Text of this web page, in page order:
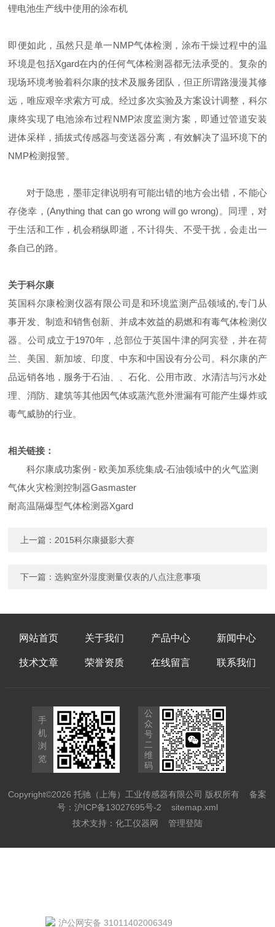
锂电池生产线中使用的涂布机
即便如此，虽然只是单一NMP气体检测，涂布干燥过程中的温
环境是包括Xgard在内的任何气体检测器都无法承受的。复杂的
现场环境考验着科尔康的技术及服务团队，但正所谓路漫漫其修
远，唯应艰辛求索方可成。经过多次实验及方案设计调整，科尔
康终实现了电池涂布过程NMP浓度监测方案，即通过管道安装
进体采样，插拔式传感器与变送器分离，有效解决了温环境下的
NMP检测报警。
对于隐患，墨菲定律说明有可能出错的地方会出错，不能心
存侥幸，(Anything that can go wrong will go wrong)。同理，对
于生活和工作，机会稍纵即逝，不计得失、不受干扰，会走出一
条自己的路。
关于科尔康
英国科尔康检测仪器有限公司是和环境监测产品领域的,专门从
事开发、制造和销售创新、并成本效益的易燃和有毒气体检测仪
器。公司成立于1970年，总部位于英国牛津的阿宾登，并在荷
兰、美国、新加坡、印度、中东和中国设有分公司。科尔康的产
品远销各地，服务于石油、、石化、公用市政、水清洁与污水处
理、消防、建筑等其他因气体或蒸汽意外泄漏有可能产生爆炸或
毒气威胁的行业。
相关链接：
科尔康成功案例 - 欧美加系统集成-石油领域中的火气监测
气体火灾检测控制器Gasmaster
耐高温隔爆型气体检测器Xgard
上一篇： 2015科尔康摄影大赛
下一篇：选购室外湿度测量仪表的八点注意事项
网站首页 关于我们 产品中心 新闻中心
技术文章 荣誉资质 在线留言 联系我们
手
机
浏
览
公
众
号
二
维
码
Copyright©2026 托驰（上海）工业传感器有限公司 版权所有备案
号：沪ICP备13027695号-2
sitemap.xml
技术支持： 化工仪器网 管理登陆
沪公网安备 31011402006349